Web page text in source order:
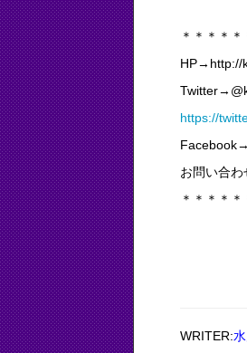
＊＊＊＊
HP→http://
https://
お問い合
＊＊＊＊
WRITER: